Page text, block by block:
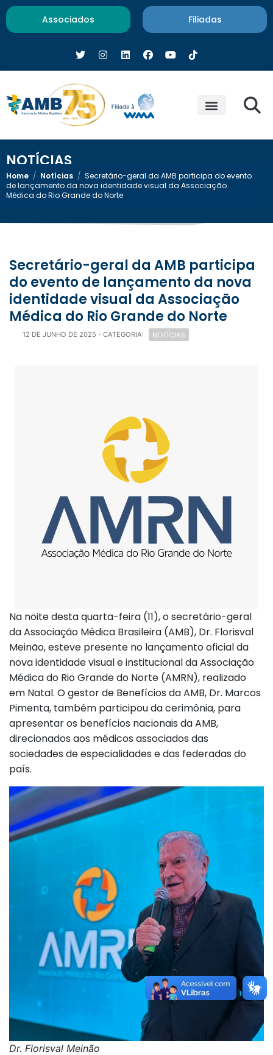
Associados Filiadas
NOTÍCIAS
Home / Notícias / Secretário-geral da AMB participa do evento
de lançamento da nova identidade visual da Associação
Médica do Rio Grande do Norte
Secretário-geral da AMB participa
do evento de lançamento da nova
identidade visual da Associação
Médica do Rio Grande do Norte
12 DE JUNHO DE 2025 - CATEGORIA: NOTÍCIAS
Na noite desta quarta-feira (11), o secretário-geral
da Associação Médica Brasileira (AMB), Dr. Florisval
Meinão, esteve presente no lançamento oficial da
nova identidade visual e institucional da Associação
Médica do Rio Grande do Norte (AMRN), realizado
em Natal. O gestor de Benefícios da AMB, Dr. Marcos
Pimenta, também participou da cerimônia, para
apresentar os benefícios nacionais da AMB,
direcionados aos médicos associados das
sociedades de especialidades e das federadas do
país.
Dr. Florisval Meinão